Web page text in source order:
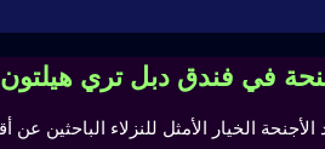
في فندق دبل تري
الأجنحة الخيار الأمثل للنزلاء الباحثين